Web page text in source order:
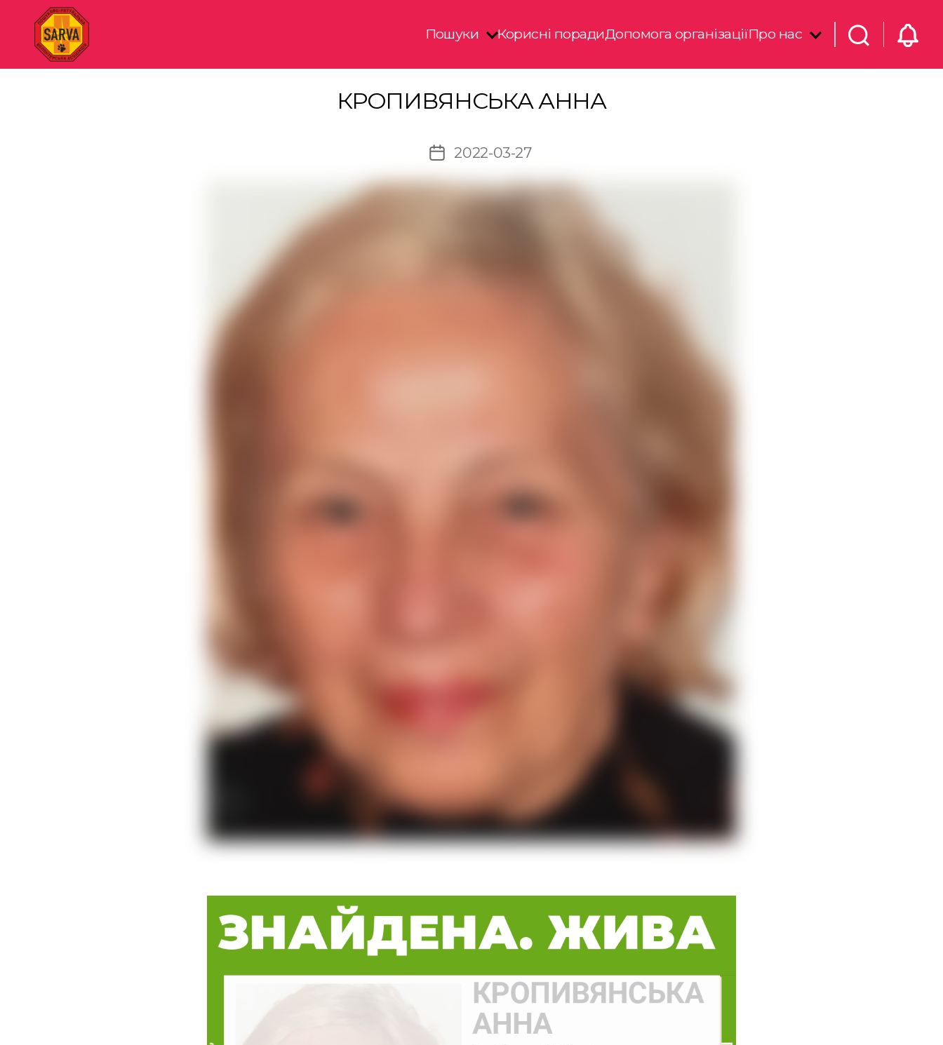
"SARVA"
Пошуки Корисні порадиДопомога організаціїПро нас
КРОПИВЯНСЬКА АННА
Дата
запису
2022-03-27